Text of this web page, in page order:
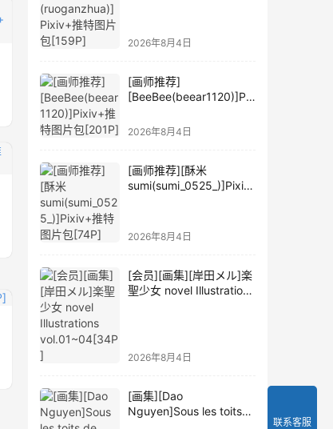
2026年8月4日
[画师推荐]
[BeeBee(beear1120)]Pix
2026年8月4日
[画师推荐][酥米
sumi(sumi_0525_)]Pixiv
2026年8月4日
[会员][画集][岸田メル]楽
聖少女 novel Illustrations
2026年8月4日
[画集][Dao
Nguyen]Sous les toits
联系客服